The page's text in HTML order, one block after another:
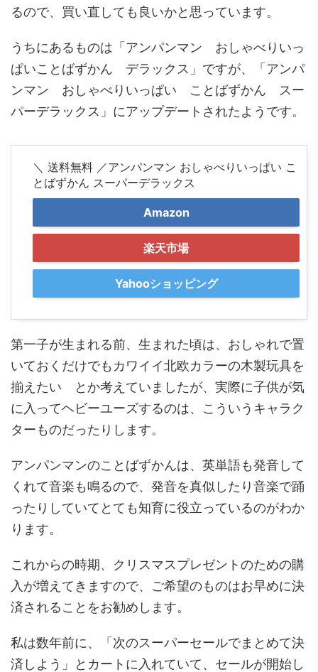
るので、買い直しても良いかと思っています。
うちにあるものは「アンパンマン おしゃべりいっ
ぱいことばずかん デラックス」ですが、「アンパ
ンマン おしゃべりいっぱい ことばずかん スー
パーデラックス」にアップデートされたようです。
＼ 送料無料 ／アンパンマン おしゃべりいっぱい こ
とばずかん スーパーデラックス
Amazon
楽天市場
Yahooショッピング
第一子が生まれる前、生まれた頃は、おしゃれで置
いておくだけでもカワイイ北欧カラーの木製玩具を
揃えたい とか考えていましたが、実際に子供が気
に入ってヘビーユーズするのは、こういうキャラク
ターものだったりします。
アンパンマンのことばずかんは、英単語も発音して
くれて音楽も鳴るので、発音を真似したり音楽で踊
ったりしていてとても知育に役立っているのがわか
ります。
これからの時期、クリスマスプレゼントのための購
入が増えてきますので、ご希望のものはお早めに決
済されることをお勧めします。
私は数年前に、「次のスーパーセールでまとめて決
済しよう」とカートに入れていて、セールが開始し